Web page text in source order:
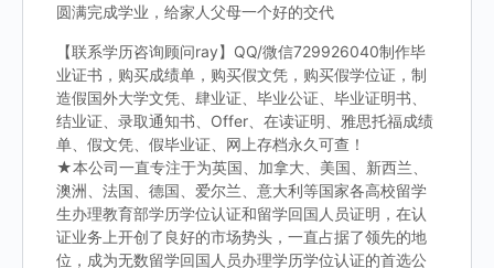
圆满完成学业，给家人父母一个好的交代
【联系学历咨询顾问ray】QQ/微信729926040制作毕
业证书，购买成绩单，购买假文凭，购买假学位证，制
造假国外大学文凭、肆业证、毕业公证、毕业证明书、
结业证、录取通知书、Offer、在读证明、雅思托福成绩
单、假文凭、假毕业证、网上存档永久可查！
★本公司一直专注于为英国、加拿大、美国、新西兰、
澳洲、法国、德国、爱尔兰、意大利等国家各高校留学
生办理教育部学历学位认证和留学回国人员证明，在认
证业务上开创了良好的市场势头，一直占据了领先的地
位，成为无数留学回国人员办理学历学位认证的首选公